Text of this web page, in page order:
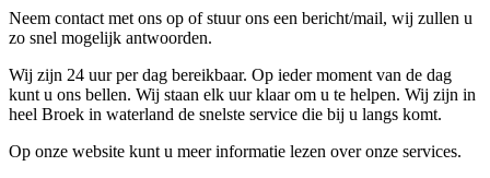
Neem contact met ons op of stuur ons een bericht/mail, wij zullen u
zo snel mogelijk antwoorden.
Wij zijn 24 uur per dag bereikbaar. Op ieder moment van de dag
kunt u ons bellen. Wij staan elk uur klaar om u te helpen. Wij zijn in
heel Broek in waterland de snelste service die bij u langs komt.
Op onze website kunt u meer informatie lezen over onze services.